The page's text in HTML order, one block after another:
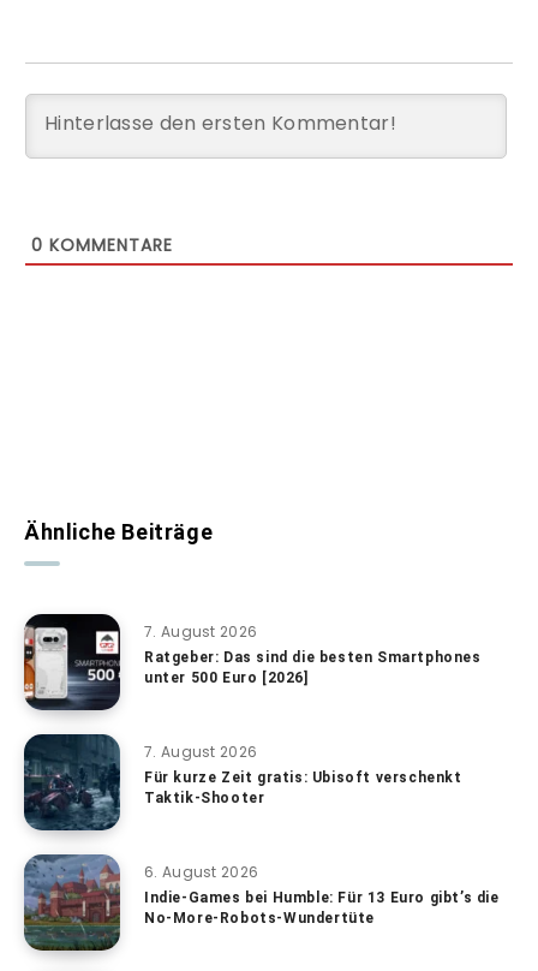
0 KOMMENTARE
Ähnliche Beiträge
7. August 2026
Ratgeber: Das sind die besten Smartphones
unter 500 Euro [2026]
7. August 2026
Für kurze Zeit gratis: Ubisoft verschenkt
Taktik-Shooter
6. August 2026
Indie-Games bei Humble: Für 13 Euro gibt’s die
No-More-Robots-Wundertüte